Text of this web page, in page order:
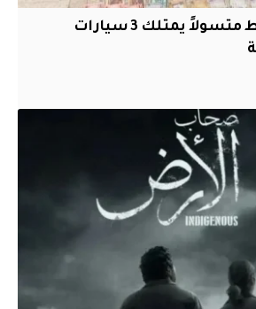
شرطة دبي تضبط متسولاً يمتلك 3 سيارات